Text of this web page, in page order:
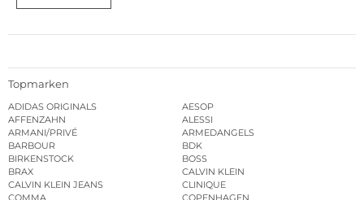
Topmarken
ADIDAS ORIGINALS
AESOP
AFFENZAHN
ALESSI
ARMANI/PRIVÉ
ARMEDANGELS
BARBOUR
BDK
BIRKENSTOCK
BOSS
BRAX
CALVIN KLEIN
CALVIN KLEIN JEANS
CLINIQUE
COMMA
COPENHAGEN